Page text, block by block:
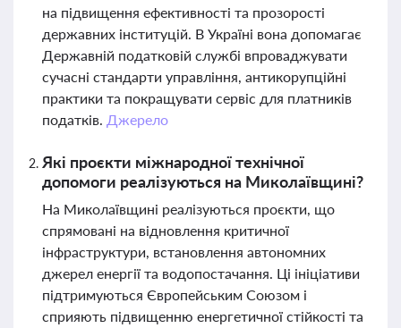
на підвищення ефективності та прозорості
державних інституцій. В Україні вона допомагає
Державній податковій службі впроваджувати
сучасні стандарти управління, антикорупційні
практики та покращувати сервіс для платників
податків. Джерело
Які проєкти міжнародної технічної
допомоги реалізуються на Миколаївщині?
На Миколаївщині реалізуються проєкти, що
спрямовані на відновлення критичної
інфраструктури, встановлення автономних
джерел енергії та водопостачання. Ці ініціативи
підтримуються Європейським Союзом і
сприяють підвищенню енергетичної стійкості та